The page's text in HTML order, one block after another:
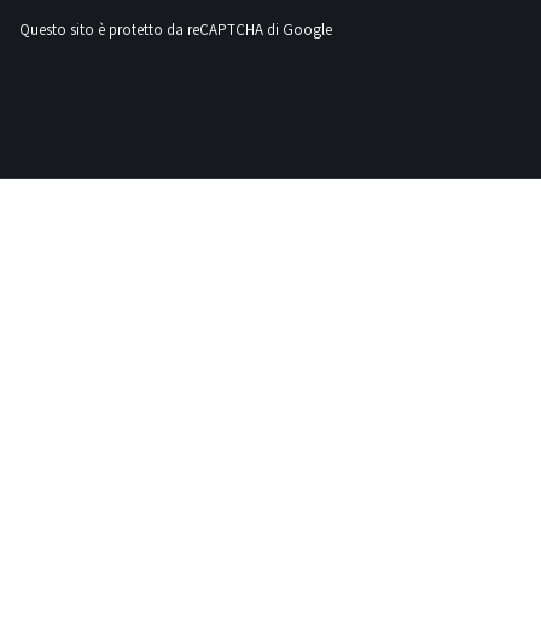
Questo sito è protetto da reCAPTCHA di Google